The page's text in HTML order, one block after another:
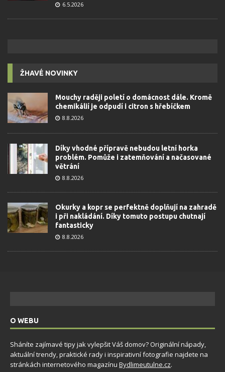
6.5.2026
ŽHAVÉ NOVINKY
Mouchy raději poletí o domácnost dále. Kromě
chemikálií je odpudí i citron s hřebíčkem
8.8.2026
Díky vhodné přípravě nebudou letní horka
problém. Pomůže i zatemňování a načasované
větrání
8.8.2026
Okurky a kopr se perfektně doplňují na zahradě
i při nakládání. Díky tomuto postupu chutnají
fantasticky
8.8.2026
O WEBU
Sháníte zajímavé tipy jak vylepšit Váš domov? Originální nápady,
aktuální trendy, praktické rady i inspirativní fotografie najdete na
stránkách internetového magazínu Bydlimeutulne.cz.